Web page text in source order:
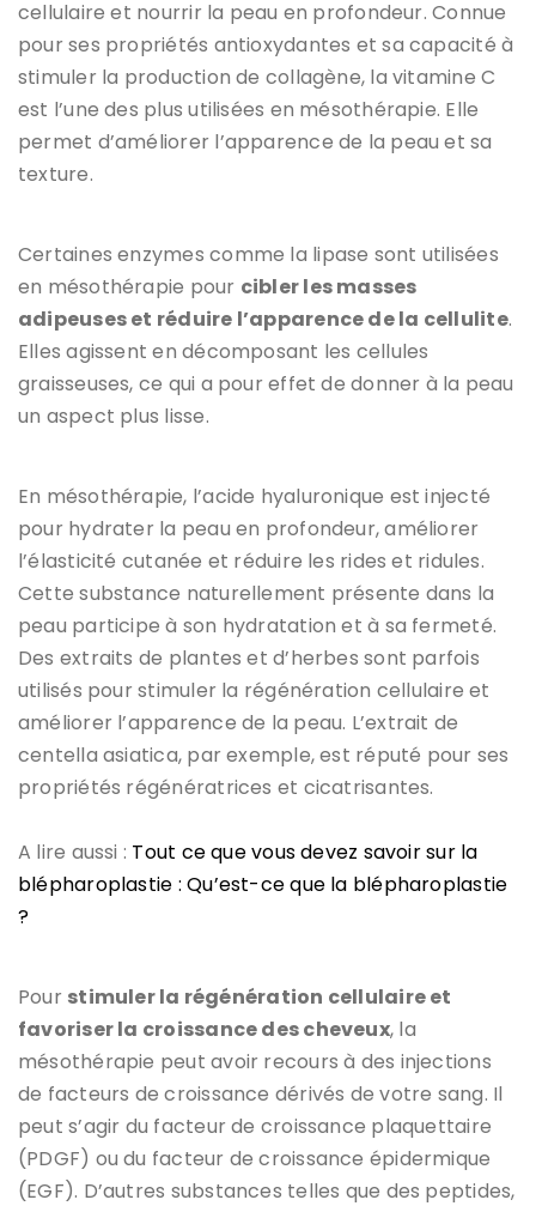
cellulaire et nourrir la peau en profondeur. Connue
pour ses propriétés antioxydantes et sa capacité à
stimuler la production de collagène, la vitamine C
est l’une des plus utilisées en mésothérapie. Elle
permet d’améliorer l’apparence de la peau et sa
texture.
Certaines enzymes comme la lipase sont utilisées
en mésothérapie pour cibler les masses
adipeuses et réduire l’apparence de la cellulite.
Elles agissent en décomposant les cellules
graisseuses, ce qui a pour effet de donner à la peau
un aspect plus lisse.
En mésothérapie, l’acide hyaluronique est injecté
pour hydrater la peau en profondeur, améliorer
l’élasticité cutanée et réduire les rides et ridules.
Cette substance naturellement présente dans la
peau participe à son hydratation et à sa fermeté.
Des extraits de plantes et d’herbes sont parfois
utilisés pour stimuler la régénération cellulaire et
améliorer l’apparence de la peau. L’extrait de
centella asiatica, par exemple, est réputé pour ses
propriétés régénératrices et cicatrisantes.
A lire aussi : Tout ce que vous devez savoir sur la
blépharoplastie : Qu’est-ce que la blépharoplastie
?
Pour stimuler la régénération cellulaire et
favoriser la croissance des cheveux, la
mésothérapie peut avoir recours à des injections
de facteurs de croissance dérivés de votre sang. Il
peut s’agir du facteur de croissance plaquettaire
(PDGF) ou du facteur de croissance épidermique
(EGF). D’autres substances telles que des peptides,